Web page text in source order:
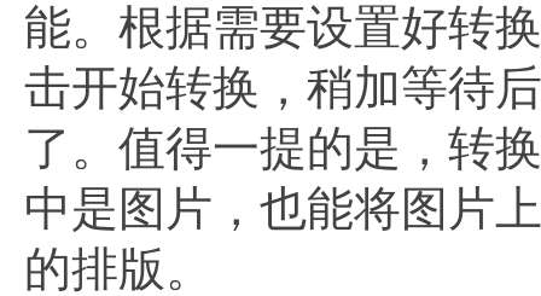
能。根据需要设置好转
击开始转换，稍加等待
了。值得一提的是，转
中是图片，也能将图片
的排版。